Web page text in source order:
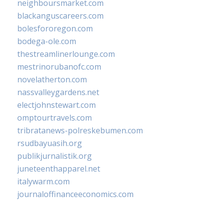
neighboursmarket.com
blackanguscareers.com
bolesfororegon.com
bodega-ole.com
thestreamlinerlounge.com
mestrinorubanofc.com
novelatherton.com
nassvalleygardens.net
electjohnstewart.com
omptourtravels.com
tribratanews-polreskebumen.com
rsudbayuasih.org
publikjurnalistik.org
juneteenthapparel.net
italywarm.com
journaloffinanceeconomics.com